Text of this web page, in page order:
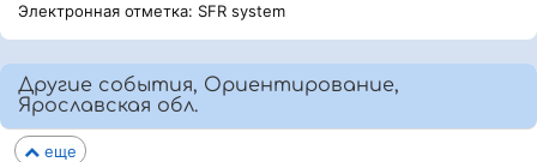
Электронная отметка: SFR system
Другие события, Ориентирование,
Ярославская обл.
еще